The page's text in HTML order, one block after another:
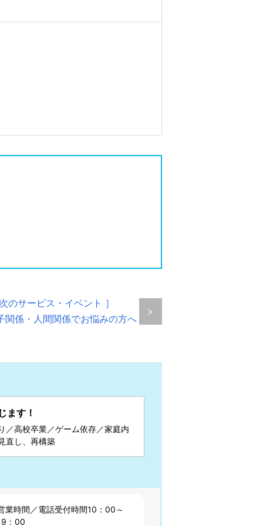
のサービス・イベント ］
関係・人間関係でお悩みの方へ
>
ます！
／高校卒業／ゲーム依存／家庭内
直し、再構築
業時間／電話受付時間10：00～
：00